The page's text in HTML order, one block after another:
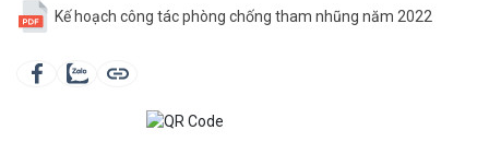
Kế hoạch công tác phòng chống tham nhũng năm 2022